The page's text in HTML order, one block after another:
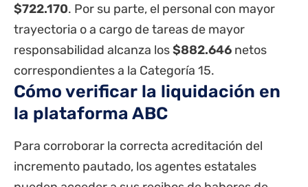
$722.170. Por su parte, el personal con mayor
trayectoria o a cargo de tareas de mayor
responsabilidad alcanza los$882.646 netos
correspondientes a la Categoría 15.
Cómo verificar la liquidación en
la plataforma ABC
Para corroborar la correcta acreditación del
incremento pautado, los agentes estatales